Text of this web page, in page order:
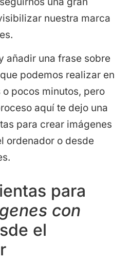
nuestra marca
añadir una frase sobre
podemos realizar en
pocos minutos, pero
aquí te dejo una
para crear imágenes
ordenador o desde
para
con
el